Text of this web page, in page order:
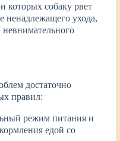
которых собаку рвет
ненадлежащего ухода,
достаточно
правил:
режим питания и
едой со